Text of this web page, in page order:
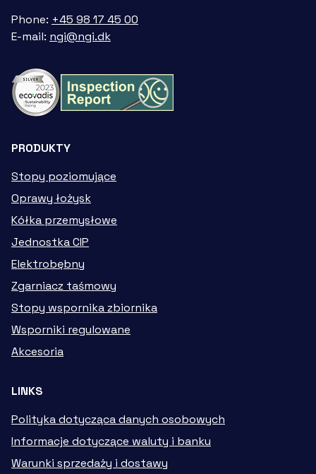
Phone: +45 98 17 45 00
E-mail: ngi@ngi.dk
PRODUKTY
Stopy poziomujące
Oprawy łożysk
Kółka przemysłowe
Jednostka CIP
Elektrobębny
Zgarniacz taśmowy
Stopy wspornika zbiornika
Wsporniki regulowane
Akcesoria
LINKS
Polityka dotycząca danych osobowych
Informacje dotyczące waluty i banku
Warunki sprzedaży i dostawy